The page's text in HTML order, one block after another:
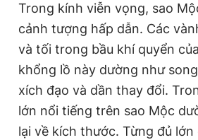
Trong kính viễn vọng, sao
cảnh tượng hấp dẫn. Các
và tối trong bầu khí quyển
khổng lồ này dường như
xích đạo và dần thay đổi.
lớn nổi tiếng trên sao Mộc
lại về kích thước. Từng đủ